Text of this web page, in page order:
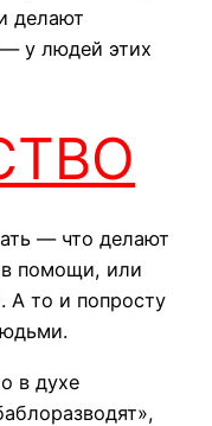
делают
— у людей этих
— что делают
помощи, или
А то и попросту
в духе